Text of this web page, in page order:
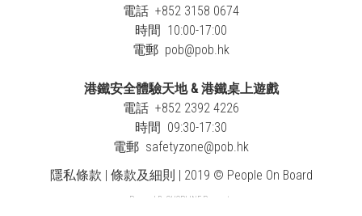
電話 +852 3158 0674
時間 10:00-17:00
電郵 pob@pob.hk
港鐵安全體驗天地 & 港鐵桌上遊戲
電話 +852 2392 4226
時間 09:30-17:30
電郵 safetyzone@pob.hk
隱私條款 | 條款及細則 | 2019 © People On Board
Powered By SHOPLINE Payments